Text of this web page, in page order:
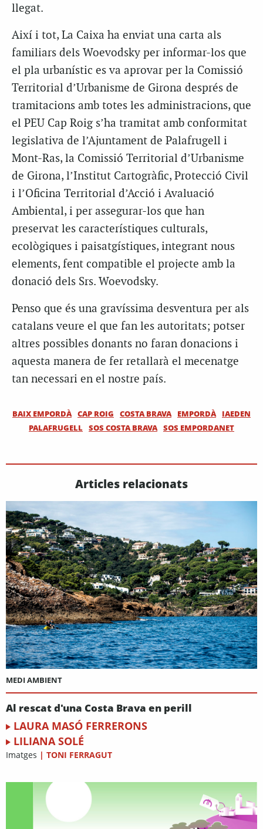
llegat.
Així i tot, La Caixa ha enviat una carta als
familiars dels Woevodsky per informar-los que
el pla urbanístic es va aprovar per la Comissió
Territorial d’Urbanisme de Girona després de
tramitacions amb totes les administracions, que
el PEU Cap Roig s’ha tramitat amb conformitat
legislativa de l’Ajuntament de Palafrugell i
Mont-Ras, la Comissió Territorial d’Urbanisme
de Girona, l’Institut Cartogràfic, Protecció Civil
i l’Oficina Territorial d’Acció i Avaluació
Ambiental, i per assegurar-los que han
preservat les característiques culturals,
ecològiques i paisatgístiques, integrant nous
elements, fent compatible el projecte amb la
donació dels Srs. Woevodsky.
Penso que és una gravíssima desventura per als
catalans veure el que fan les autoritats; potser
altres possibles donants no faran donacions i
aquesta manera de fer retallarà el mecenatge
tan necessari en el nostre país.
BAIX EMPORDÀ CAP ROIG COSTA BRAVA EMPORDÀ
IAEDEN
PALAFRUGELL
SOS COSTA BRAVA SOS EMPORDANET
Articles relacionats
MEDI AMBIENT
Al rescat d'una Costa Brava en perill
LAURA MASÓ FERRERONS
LILIANA SOLÉ
Imatges | TONI FERRAGUT